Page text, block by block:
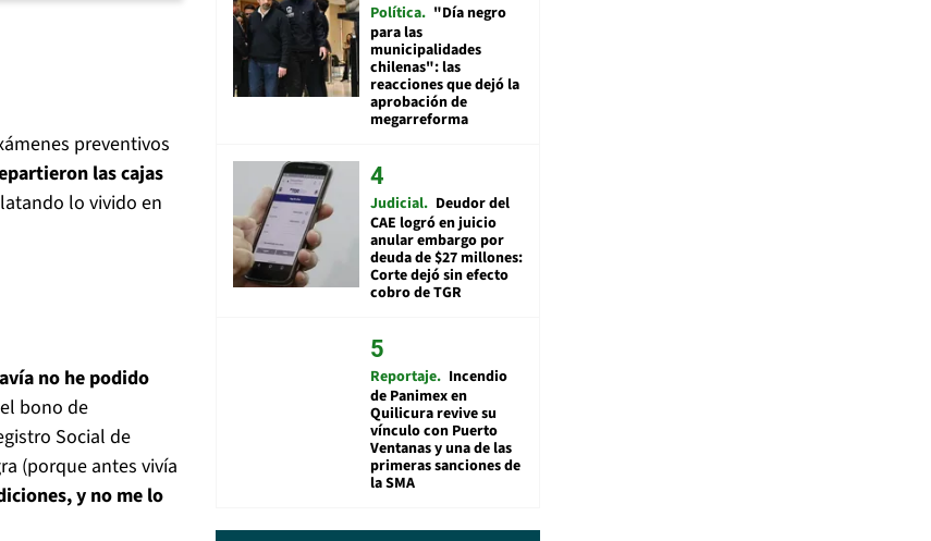
preventivos
las cajas
lo vivido en
no he podido
bono de
Social de
(porque antes vivía
y no me lo
Política "Día negro
para las
municipalidades
chilenas": las
reacciones que dejó la
aprobación de
megarreforma
Judicial Deudor del
CAE logró en juicio
anular embargo por
deuda de $27 millones:
Corte dejó sin efecto
cobro de TGR
Reportaje Incendio
de Panimex en
Quilicura revive su
vínculo con Puerto
Ventanas y una de las
primeras sanciones de
la SMA